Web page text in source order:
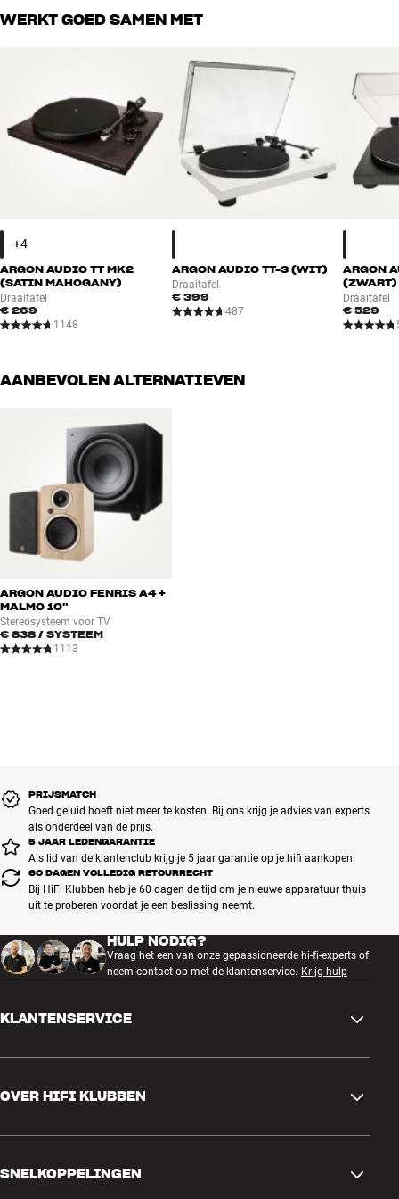
WERKT GOED SAMEN MET
ARGON AUDIO TT MK2
(SATIN MAHOGANY)
Draaitafel
€ 269
1148
ARGON AUDIO TT-3 (WIT)
Draaitafel
€ 399
487
ARGON
(ZWART)
Draaitafel
€ 529
AANBEVOLEN ALTERNATIEVEN
ARGON AUDIO FENRIS A4 +
MALMO 10"
Stereosysteem voor TV
€ 838 / SYSTEEM
1113
PRIJSMATCH
Goed geluid hoeft niet meer te kosten. Bij ons krijg je advies van experts
als onderdeel van de prijs.
5 JAAR LEDENGARANTIE
Als lid van de klantenclub krijg je 5 jaar garantie op je hifi aankopen.
60 DAGEN VOLLEDIG RETOURRECHT
Bij HiFi Klubben heb je 60 dagen de tijd om je nieuwe apparatuur thuis
uit te proberen voordat je een beslissing neemt.
HULP NODIG?
Vraag het een van onze gepassioneerde hi-fi-experts of
neem contact op met de klantenservice. Krijg hulp
KLANTENSERVICE
Ruilen en retourneren
Bestelling herroepen
OVER HIFI KLUBBEN
SNELKOPPELINGEN